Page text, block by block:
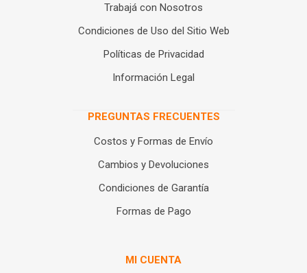
Trabajá con Nosotros
Condiciones de Uso del Sitio Web
Políticas de Privacidad
Información Legal
PREGUNTAS FRECUENTES
Costos y Formas de Envío
Cambios y Devoluciones
Condiciones de Garantía
Formas de Pago
MI CUENTA